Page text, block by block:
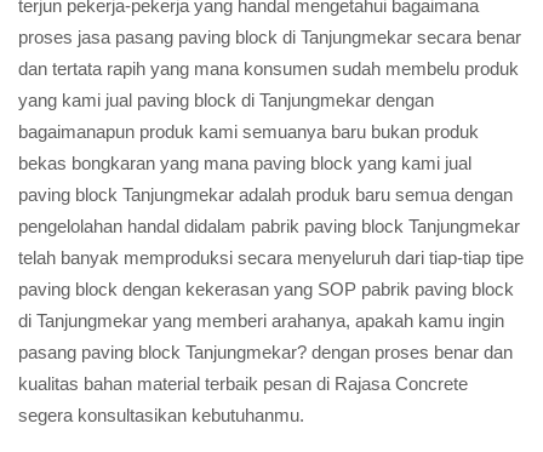
terjun pekerja-pekerja yang handal mengetahui bagaimana
proses jasa pasang paving block di Tanjungmekar secara benar
dan tertata rapih yang mana konsumen sudah membelu produk
yang kami jual paving block di Tanjungmekar dengan
bagaimanapun produk kami semuanya baru bukan produk
bekas bongkaran yang mana paving block yang kami jual
paving block Tanjungmekar adalah produk baru semua dengan
pengelolahan handal didalam pabrik paving block Tanjungmekar
telah banyak memproduksi secara menyeluruh dari tiap-tiap tipe
paving block dengan kekerasan yang SOP pabrik paving block
di Tanjungmekar yang memberi arahanya, apakah kamu ingin
pasang paving block Tanjungmekar? dengan proses benar dan
kualitas bahan material terbaik pesan di Rajasa Concrete
segera konsultasikan kebutuhanmu.